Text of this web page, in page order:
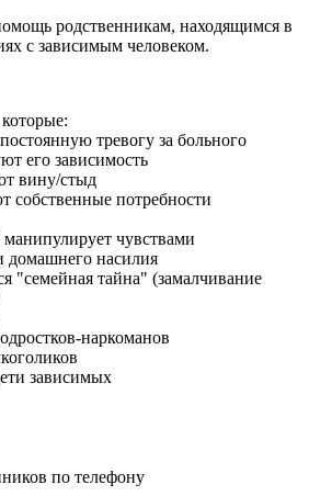
родственникам, находящимся в
с зависимым человеком.
которые:
тревогу за больного
его зависимость
вину/стыд
собственные потребности
чувствами
домашнего насилия
"семейная тайна" (замалчивание
наркоманов
зависимых
по телефону